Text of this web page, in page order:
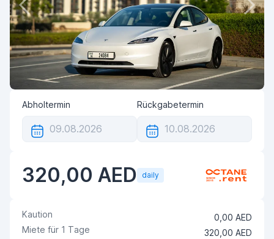
Abholtermin Rückgabetermin
320,00 AED daily
Kaution
0,00 AED
Miete für 1 Tage 320,00 AED